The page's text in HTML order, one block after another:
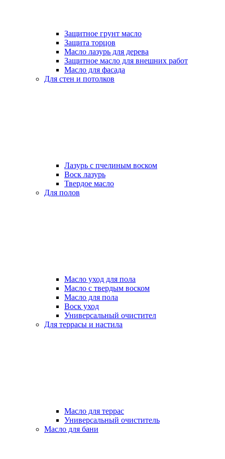
Защитное грунт масло
Защита торцов
Масло лазурь для дерева
Защитное масло для внешних работ
Масло для фасада
Для стен и потолков
Лазурь с пчелиным воском
Воск лазурь
Твердое масло
Для полов
Масло уход для пола
Масло с твердым воском
Масло для пола
Воск уход
Универсальный очистител
Для террасы и настила
Масло для террас
Универсальный очиститель
Масло для бани